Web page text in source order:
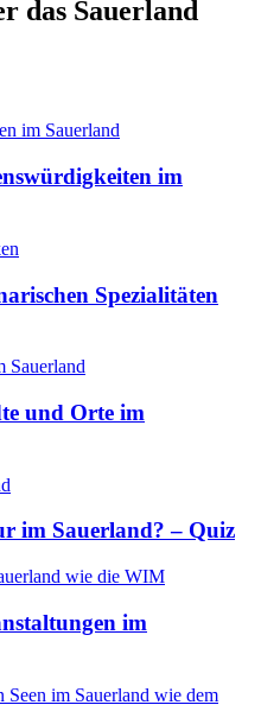
das Sauerland
im
Spezialitäten
und Orte im
im Sauerland? – Quiz
im